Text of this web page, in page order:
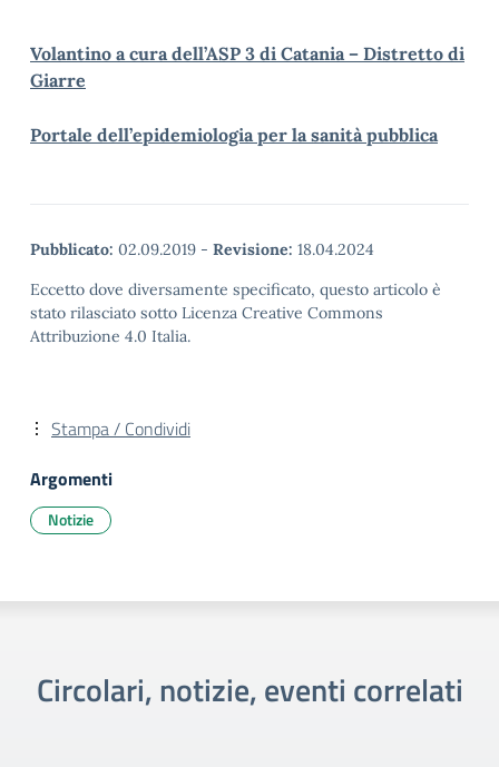
Volantino a cura dell’ASP 3 di Catania – Distretto di
Giarre
Portale dell’epidemiologia per la sanità pubblica
Pubblicato: 02.09.2019 - Revisione: 18.04.2024
Eccetto dove diversamente specificato, questo articolo è
stato rilasciato sotto Licenza Creative Commons
Attribuzione 4.0 Italia.
Stampa / Condividi
Argomenti
Notizie
Circolari, notizie, eventi correlati